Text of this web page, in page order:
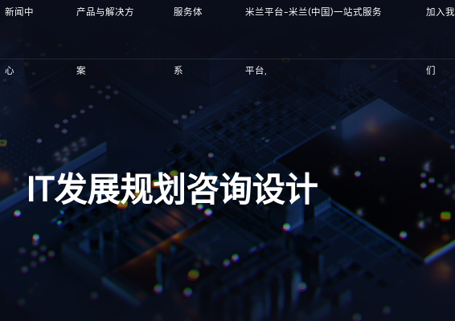
新闻中
心
产品与解决方
案
服务体
系
米兰平台-米兰(中国)一站式服务
平台,
加入我
们
IT发展规划咨询设计